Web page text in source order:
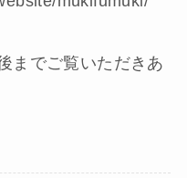
までご覧いただきあ